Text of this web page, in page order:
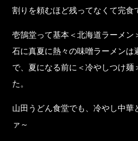
割りを頼むほど残ってなくて完食
壱鵠堂って基本＜北海道ラーメン
石に真夏に熱々の味噌ラーメンは
で、夏になる前に＜冷やしつけ麺
た。
山田うどん食堂でも、冷やし中華
ァ～